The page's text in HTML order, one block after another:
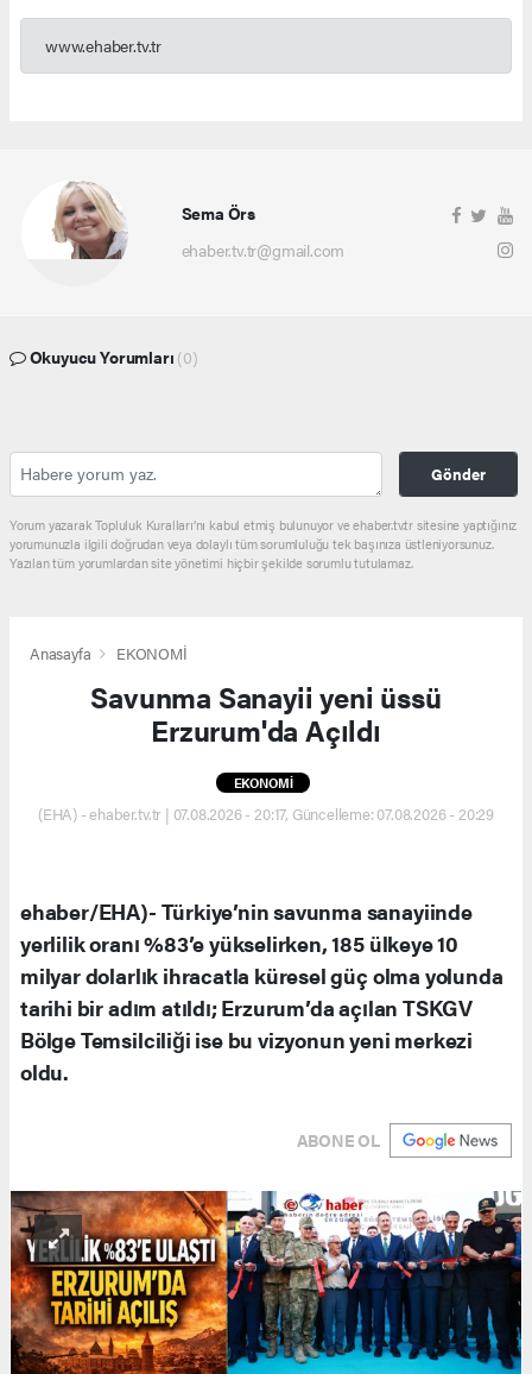
www.ehaber.tv.tr
Sema Örs
ehaber.tv.tr@gmail.com
Okuyucu Yorumları (0)
Gönder
Yorum yazarak Topluluk Kuralları’nı kabul etmiş bulunuyor ve ehaber.tv.tr sitesine yaptığınız
yorumunuzla ilgili doğrudan veya dolaylı tüm sorumluluğu tek başınıza üstleniyorsunuz.
Yazılan tüm yorumlardan site yönetimi hiçbir şekilde sorumlu tutulamaz.
Anasayfa EKONOMİ
Savunma Sanayii yeni üssü
Erzurum'da Açıldı
EKONOMİ
(EHA) - ehaber.tv.tr | 07.08.2026 - 20:17, Güncelleme: 07.08.2026 - 20:29
ehaber/EHA)- Türkiye’nin savunma sanayiinde
yerlilik oranı %83’e yükselirken, 185 ülkeye 10
milyar dolarlık ihracatla küresel güç olma yolunda
tarihi bir adım atıldı; Erzurum’da açılan TSKGV
Bölge Temsilciliği ise bu vizyonun yeni merkezi
oldu.
ABONE OL